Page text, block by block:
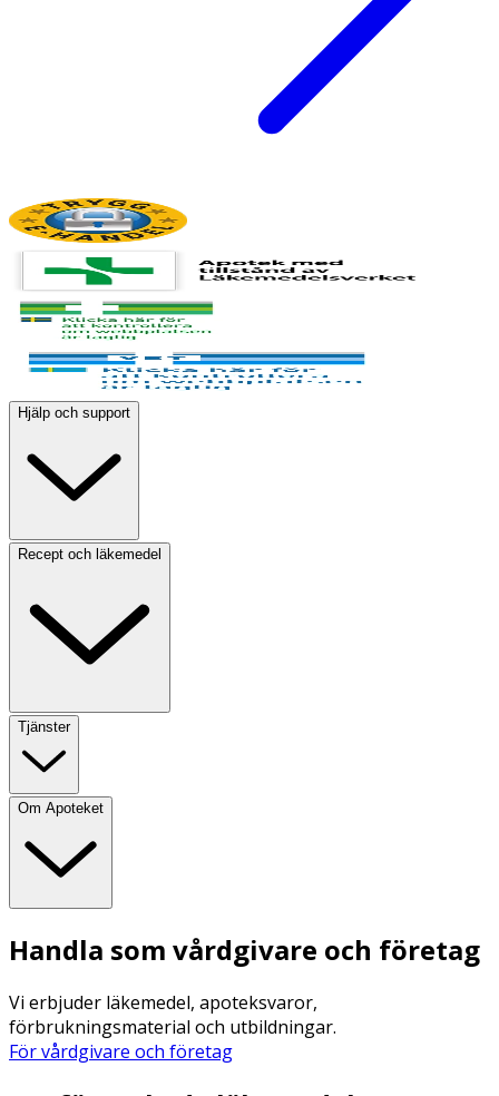
Hjälp och support
Recept och läkemedel
Tjänster
Om Apoteket
Handla som vårdgivare och företag
Vi erbjuder läkemedel, apoteksvaror,
förbrukningsmaterial och utbildningar.
För vårdgivare och företag